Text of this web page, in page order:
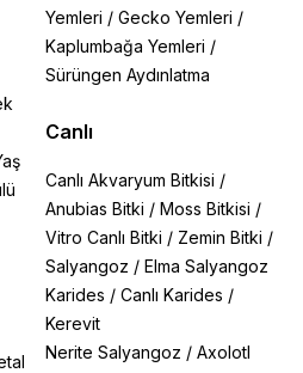
Yemleri / Gecko Yemleri /
Kaplumbağa Yemleri /
Sürüngen Aydınlatma
Canlı
Canlı Akvaryum Bitkisi /
Anubias Bitki / Moss Bitkisi /
Vitro Canlı Bitki / Zemin Bitki /
Salyangoz / Elma Salyangoz
Karides / Canlı Karides /
Kerevit
Nerite Salyangoz / Axolotl